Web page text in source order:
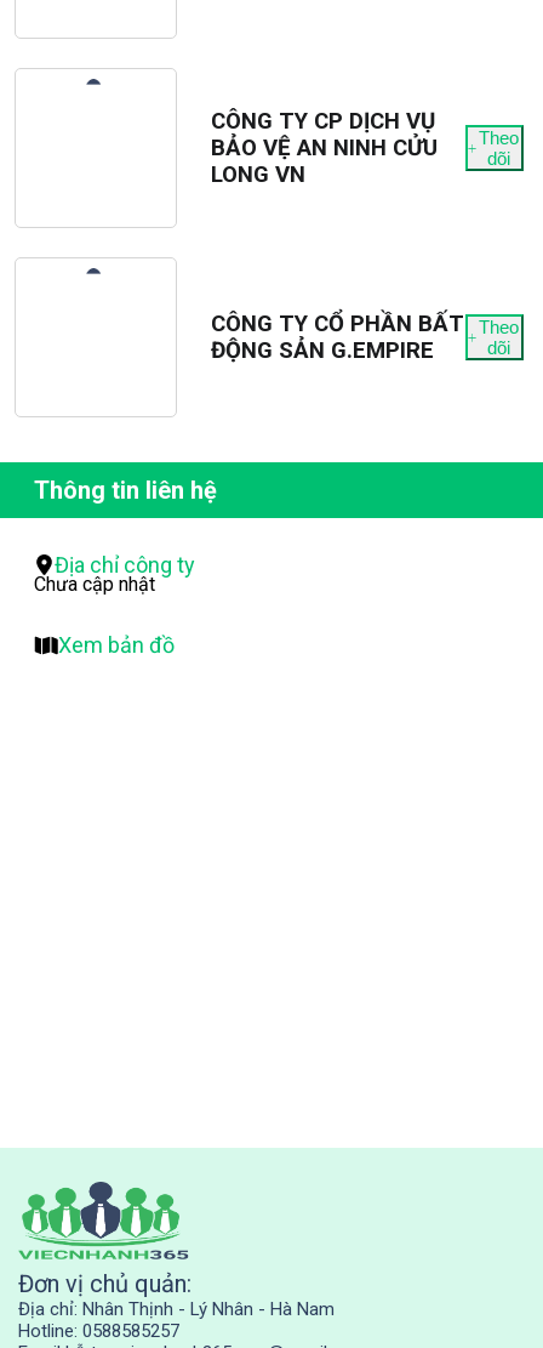
CÔNG TY CP DỊCH VỤ
BẢO VỆ AN NINH CỬU
LONG VN
Theo
dõi
CÔNG TY CỔ PHẦN BẤT
ĐỘNG SẢN G.EMPIRE
Theo
dõi
Thông tin liên hệ
Địa chỉ công ty
Chưa cập nhật
Xem bản đồ
Đơn vị chủ quản:
Địa chỉ: Nhân Thịnh - Lý Nhân - Hà Nam
Hotline: 0588585257